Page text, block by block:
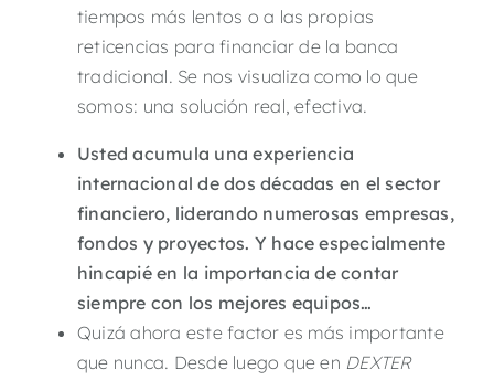
tiempos más lentos o a las propias
reticencias para financiar de la banca
tradicional. Se nos visualiza como lo que
somos: una solución real, efectiva.
Usted acumula una experiencia
internacional de dos décadas en el sector
financiero, liderando numerosas empresas,
fondos y proyectos. Y hace especialmente
hincapié en la importancia de contar
siempre con los mejores equipos…
Quizá ahora este factor es más importante
que nunca. Desde luego que en DEXTER